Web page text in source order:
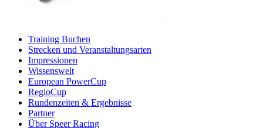
Training Buchen
Strecken und Veranstaltungsarten
Impressionen
Wissenswelt
European PowerCup
RegioCup
Rundenzeiten & Ergebnisse
Partner
Über Speer Racing